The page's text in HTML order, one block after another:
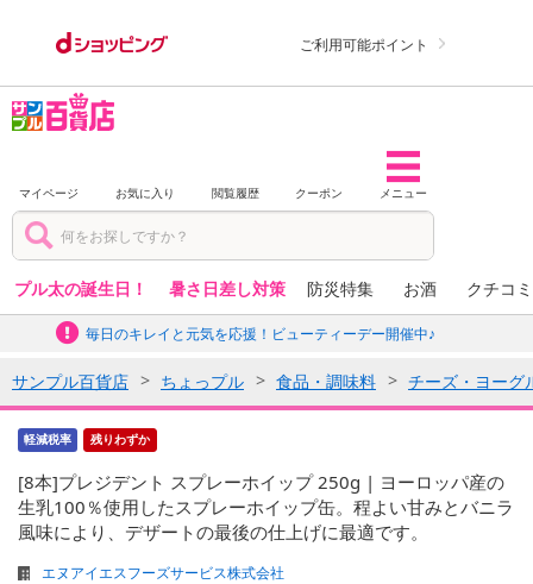
ご利用可能ポイント
マイページ お気に入り 閲覧履歴 クーポン メニュー
プル太の誕生日！ 暑さ日差し対策 防災特集 お酒 クチコ
毎日のキレイと元気を応援！ビューティーデー開催中♪
サンプル百貨店 ちょっプル 食品・調味料 チーズ・ヨーグ
軽減税率 残りわずか
[8本]プレジデント スプレーホイップ 250g | ヨーロッパ産の
生乳100％使用したスプレーホイップ缶。程よい甘みとバニラ
風味により、デザートの最後の仕上げに最適です。
エヌアイエスフーズサービス株式会社